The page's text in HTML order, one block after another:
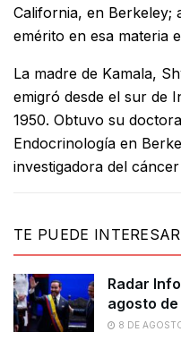
California, en Berkeley;
emérito en esa materia
La madre de Kamala,
emigró desde el sur de
1950. Obtuvo su
Endocrinología en
investigadora del
TE PUEDE INTERESAR
Radar
agosto
8 DE